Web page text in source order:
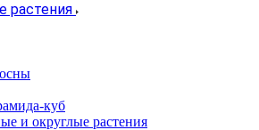
растения
куб
и округлые растения